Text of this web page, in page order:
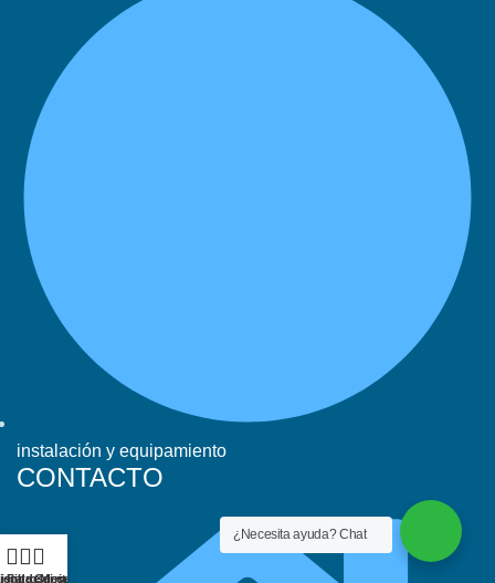
instalación y equipamiento
CONTACTO
¿Necesita ayuda? Chat
Filtros
de deseos
Carrito
Mi cuenta